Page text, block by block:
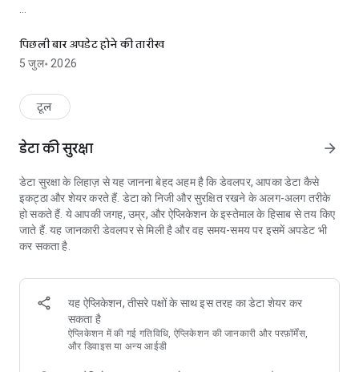
इसमें वाई-फ़ाई सिग्नल मीटर, लैन डिवाइस स्कैनर, पिंग, ट्रेसरूट, पोर्ट स्कैनर,
डीएनएस लुकअप और हूइस जैसी सुविधाएं एक ही सरल और तेज़ ऐप में उपलब्ध हैं।
इसे मुफ़्त में आज़माएं और चैनल उपयोग ग्राफ़, विज़ुअल ट्रेसरूट, इंटरनेट स्पीड
प्रो संस्करण में अपग्रेड करें।
वाई-फ़ाई सिग्नल मीटर:
- नेटवर्क चैनल और सिग्नल की मज़बूती दिखाने वाले ग्राफ़िकल और टेक्स्ट दोनों
- फ़्रीक्वेंसी बैंड 2.4 GHz, 5 GHz और 6 GHz
- वाई-फ़ाई नेटवर्क का प्रकार (WEP, WPA, WPA2, WPA3)
- वाई-फ़ाई एन्क्रिप्शन (AES, TKIP)
- BSSID (राउटर MAC एड्रेस), निर्माता, WPS सपोर्ट
- चैनल बैंडविड्थ
LAN स्कैनर:
- सभी नेटवर्क डिवाइसों का तेज़ और विश्वसनीय पता लगाना
- खोजे गए सभी डिवाइसों के IP पते
- NetBIOS, mDNS (Bonjour), LLMNR और DNS नाम (जहां उपलब्ध हो)
- खोजे गए डिवाइसों की रीचेबिलिटी (पिंग) जांच
पिछली बार अपडेट होने की तारीख
5 जुल॰ 2026
टूल
डेटा की सुरक्षा arrow_forward
डेटा सुरक्षा के लिहाज़ से यह जानना बेहद अहम है कि डेवलपर, आपका डेटा कैसे
इकट्ठा और शेयर करते हैं. डेटा को निजी और सुरक्षित रखने के अलग-अलग तरीके
हो सकते हैं. ये आपकी जगह, उम्र, और ऐप्लिकेशन के इस्तेमाल के हिसाब से तय किए
जाते हैं. यह जानकारी डेवलपर से मिली है और वह समय-समय पर इसमें अपडेट भी
कर सकता है.
यह ऐप्लिकेशन, तीसरे पक्षों के साथ इस तरह का डेटा शेयर कर
सकता है
ऐप्लिकेशन में की गई गतिविधि, ऐप्लिकेशन की जानकारी और परफ़ॉर्मेंस,
और डिवाइस या अन्य आईडी